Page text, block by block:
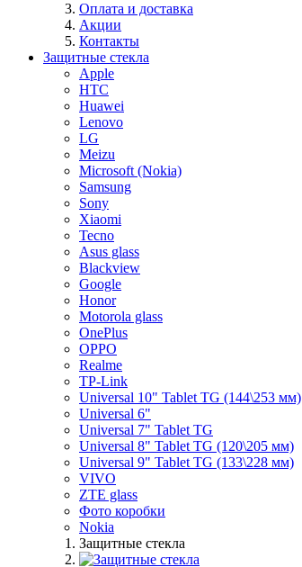
Оплата и доставка
Акции
Контакты
Защитные стекла
Apple
HTC
Huawei
Lenovo
LG
Meizu
Microsoft (Nokia)
Samsung
Sony
Xiaomi
Tecno
Asus glass
Blackview
Google
Honor
Motorola glass
OnePlus
OPPO
Realme
TP-Link
Universal 10" Tablet TG (144\253 мм)
Universal 6"
Universal 7" Tablet TG
Universal 8" Tablet TG (120\205 мм)
Universal 9" Tablet TG (133\228 мм)
VIVO
ZTE glass
Фото коробки
Nokia
Защитные стекла